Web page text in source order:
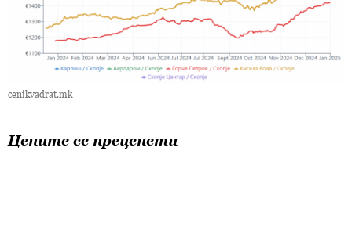
cenikvadrat.mk
Цените се преценети